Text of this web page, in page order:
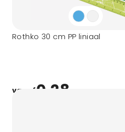
Rothko 30 cm PP liniaal
vanaf0,28